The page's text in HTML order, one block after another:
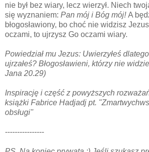
nie był bez wiary, lecz wierzył. Niech
się wyznaniem: Pan mój i Bóg mój!A
błogosławiony, bo choć nie widzisz
oczami, to ujrzysz Go oczami wiary.
Powiedział mu Jezus: Uwierzyłeś
ujrzałeś? Błogosławieni, którzy nie
Jana 20.29)
Inspirację i część z powyższych
książki Fabrice Hadjadj pt.
obsługi"
----------------